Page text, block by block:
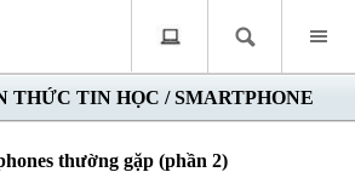
THỨC TIN HỌC /SMARTPHONE
thường gặp (phần 2)